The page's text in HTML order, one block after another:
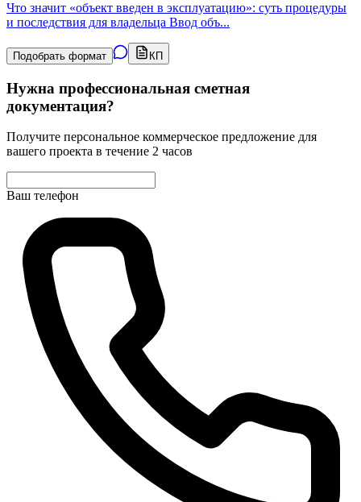
Что значит «объект введен в эксплуатацию»: суть процедуры
и последствия для владельца Ввод объ...
Подобрать формат КП
Нужна профессиональная сметная
документация?
Получите персональное коммерческое предложение для
вашего проекта в течение 2 часов
Ваш телефон